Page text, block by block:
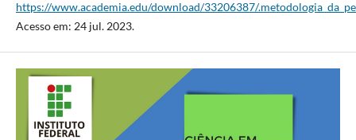
https://www.academia.edu/download/33206387/
Acesso em: 24 jul. 2023.